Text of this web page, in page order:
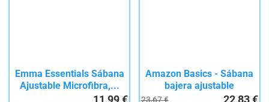
Emma Essentials Sábana
Ajustable Microfibra,...
Amazon Basics - Sábana
bajera ajustable
23,67 €